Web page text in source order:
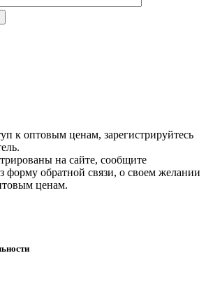
к оптовым ценам, зарегистрируйтесь
на сайте, сообщите
форму обратной связи, о своем желании
ценам.